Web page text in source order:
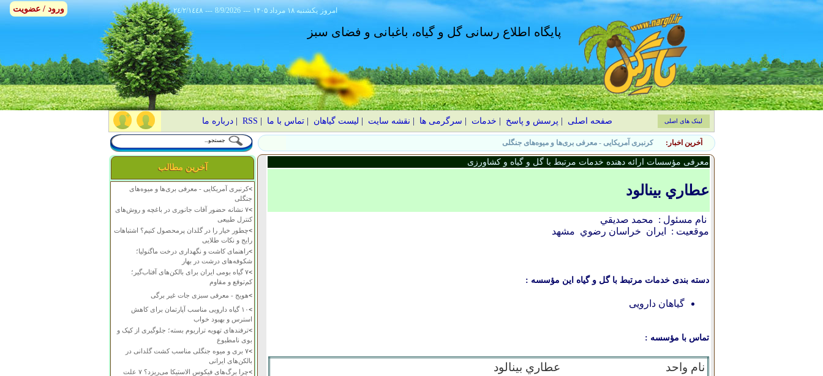
٢٤/٢/١٤٤٨ --- 8/9/2026 --- ۱۴۰۵ يکشنبه ۱۸ مرداد امروز
پایگاه اطلاع رسانی گل و گیاه، باغبانی و فضای سبز
صفحه اصلی پرسش و پاسخ خدمات سرگرمی ها نقشه سایت لیست گیاهان |تماس با ما RSS
|درباره ما لینک های اصلی
آخرین اخبار: ۷ نشانه حضور آفات جانوری در باغچه و روش‌های کنترل طبیعی
آخرین مطالب
>کرنبری آمریکایی - معرفی بری‌ها و میوه‌های
جنگلی
>
۷ نشانه حضور آفات جانوری در باغچه و روش‌های
کنترل طبیعی
>چطور خیار را در گلدان پرمحصول کنیم؟ اشتباهات
رایج و نکات طلایی
>راهنمای کاشت و نگهداری درخت ماگنولیا؛
شکوفه‌های درشت در بهار
>
۷ گیاه بومی ایران برای بالکن‌های آفتاب‌گیر؛
کم‌توقع و مقاوم
>هویج - معرفی سبزی جات غیر برگی
>
۱۰ گیاه دارویی مناسب آپارتمان برای کاهش
استرس و بهبود خواب
>ترفندهای تهویه تراریوم بسته؛ جلوگیری از کپک و
بوی نامطبوع
>
۷ بری و میوه جنگلی مناسب کشت گلدانی در
بالکن‌های ایرانی
>
چرا برگ‌های فیکوس الاستیکا می‌ریزد؟ ۷ علت
معرفی مؤسسات ارائه دهنده خدمات مرتبط با گل و گیاه و کشاورزی
عطاري بينالود
نام مسئول : محمد صديقي
موقعیت :
ایران خراسان رضوي مشهد
دسته بندی خدمات مرتبط با گل و گیاه این مؤسسه :
گیاهان دارویی
تماس با مؤسسه :
نام واحد عطاري بينالود
ورود / عضویت